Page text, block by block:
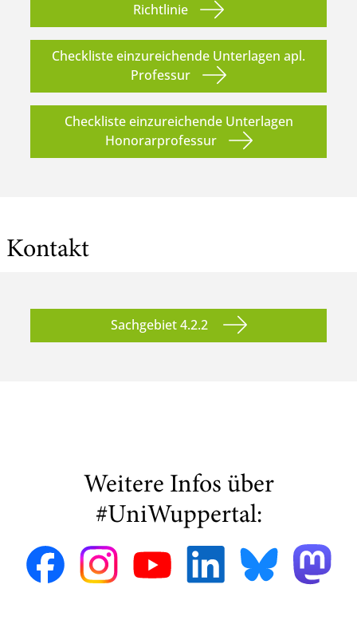
Richtlinie
Checkliste einzureichende Unterlagen apl.
Professur
Checkliste einzureichende Unterlagen
Honorarprofessur
Kontakt
Sachgebiet 4.2.2
Weitere Infos über
#UniWuppertal: